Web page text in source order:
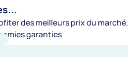
des meilleurs prix du marché.
garanties